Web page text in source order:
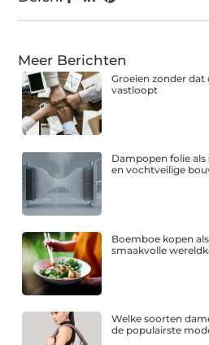
Meer Berichten
Groeien zonder
vastloopt
Dampopen folie
en vochtveilige
Boemboe kopen
smaakvolle
Welke soorten
de populairste